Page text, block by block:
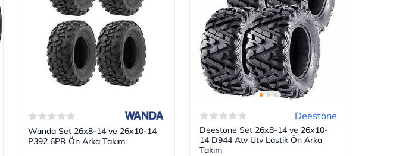
Wanda Set 26x8-14 ve 26x10-14
P392 6PR Ön Arka Takım
Deestone
Deestone Set 26x8-14 ve 26x10-
14 D944 Atv Utv Lastik Ön Arka
Takım